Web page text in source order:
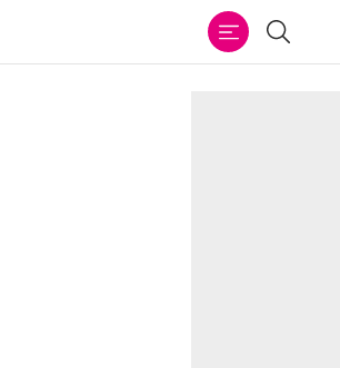
Buscar